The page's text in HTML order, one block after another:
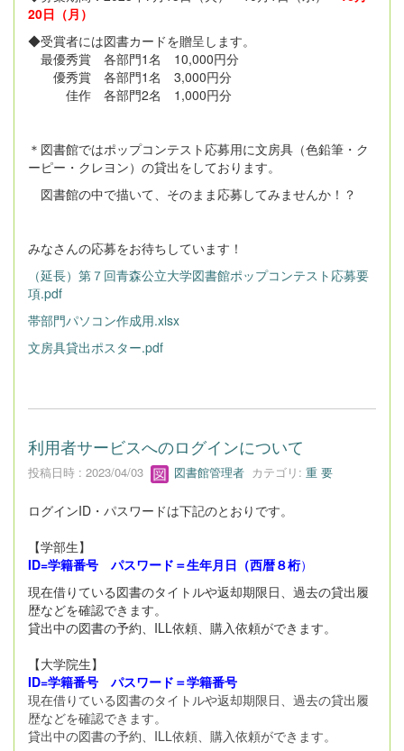
20日（月）
◆受賞者には図書カードを贈呈します。
最優秀賞 各部門1名 10,000円分
優秀賞 各部門1名 3,000円分
佳作 各部門2名 1,000円分
＊図書館ではポップコンテスト応募用に文房具（色鉛筆・ク
ーピー・クレヨン）の貸出をしております。
図書館の中で描いて、そのまま応募してみませんか！？
みなさんの応募をお待ちしています！
（延長）第７回青森公立大学図書館ポップコンテスト応募要
項.pdf
帯部門パソコン作成用.xlsx
文房具貸出ポスター.pdf
利用者サービスへのログインについて
投稿日時 : 2023/04/03 図書館管理者 カテゴリ: 重 要
ログインID・パスワードは下記のとおりです。
【学部生】
ID=学籍番号 パスワード＝生年月日（西暦８桁）
現在借りている図書のタイトルや返却期限日、過去の貸出履
歴などを確認できます。
貸出中の図書の予約、ILL依頼、購入依頼ができます。
【大学院生】
ID=学籍番号 パスワード＝学籍番号
現在借りている図書のタイトルや返却期限日、過去の貸出履
歴などを確認できます。
貸出中の図書の予約、ILL依頼、購入依頼ができます。